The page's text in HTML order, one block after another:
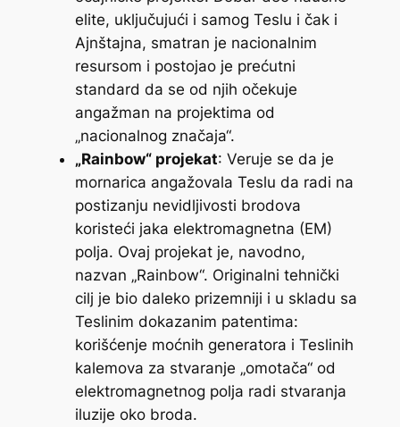
elite, uključujući i samog Teslu i čak i
Ajnštajna, smatran je nacionalnim
resursom i postojao je prećutni
standard da se od njih očekuje
angažman na projektima od
„nacionalnog značaja“.
„Rainbow“ projekat: Veruje se da je
mornarica angažovala Teslu da radi na
postizanju nevidljivosti brodova
koristeći jaka elektromagnetna (EM)
polja. Ovaj projekat je, navodno,
nazvan „Rainbow“. Originalni tehnički
cilj je bio daleko prizemniji i u skladu sa
Teslinim dokazanim patentima:
korišćenje moćnih generatora i Teslinih
kalemova za stvaranje „omotača“ od
elektromagnetnog polja radi stvaranja
iluzije oko broda.